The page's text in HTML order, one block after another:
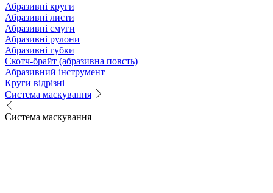
Абразивні круги
Абразивні листи
Абразивні смуги
Абразивні рулони
Абразивні губки
Скотч-брайт (абразивна повсть)
Абразивний інструмент
Круги відрізні
Система маскування
Система маскування